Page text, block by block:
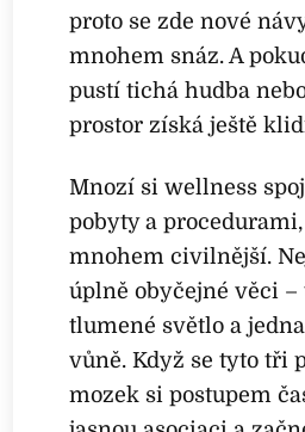
proto se zde nové
mnohem snáz. A
pustí tichá hudba
prostor získá ještě
Mnozí si wellness
pobyty a
mnohem civilnější.
úplně obyčejné věci –
tlumené světlo a
vůně. Když se tyto tři
mozek si postupem